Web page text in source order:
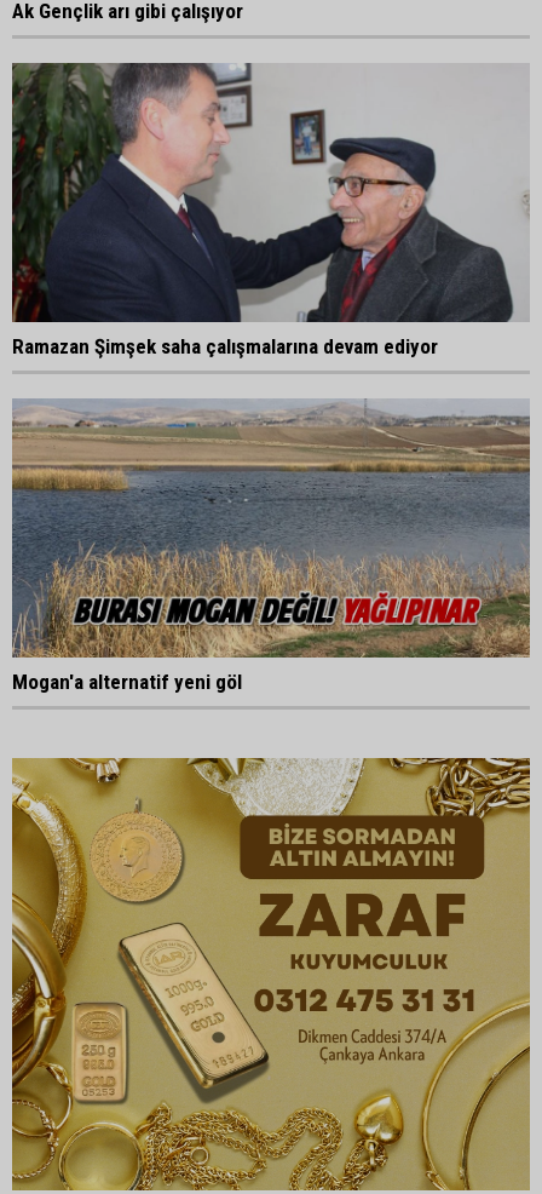
Ak Gençlik arı gibi çalışıyor
Ramazan Şimşek saha çalışmalarına devam ediyor
Mogan'a alternatif yeni göl